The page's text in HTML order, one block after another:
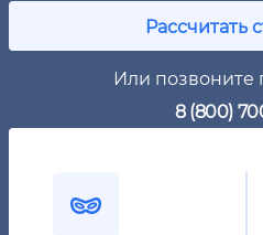
Рассчитать
Или позвоните
8 (800)